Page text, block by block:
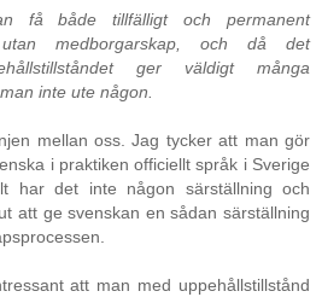
få både tillfälligt och permanent
utan medborgarskap, och då det
ger väldigt många
inte ute någon.
mellan oss. Jag tycker att man gör
i praktiken officiellt språk i Sverige
har det inte någon särställning och
att ge svenskan en sådan särställning
att man med uppehållstillstånd